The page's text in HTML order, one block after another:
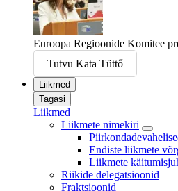
Euroopa Regioonide Komitee
Tutvu Kata Tüttő
Liikmed
Tagasi
Liikmed
Liikmete nimekiri
Endiste liikmete
Liikmete
Riikide delegatsioonid
Fraktsioonid